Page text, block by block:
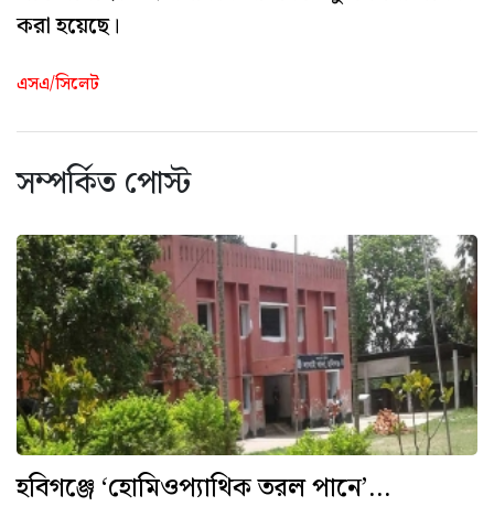
করা হয়েছে।
এসএ/সিলেট
সম্পর্কিত পোস্ট
হবিগঞ্জে ‘হোমিওপ্যাথিক তরল পানে’...